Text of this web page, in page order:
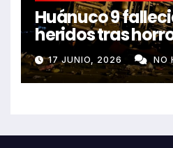
Huánuco 9
heridos tras
despiste de bus
que impactó
17 JUNIO, 2026 NO